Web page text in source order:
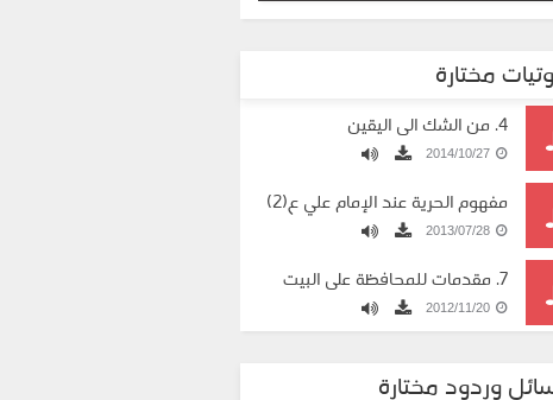
مختارة
4. من الشك الى اليقين
2014/10/27
مفهوم الحرية عند الإمام علي ع(2)
2013/07/28
7. مقدمات للمحافظة على البيت
الزوجي
2012/11/20
وردود مختارة